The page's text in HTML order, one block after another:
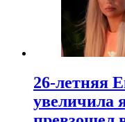
26-летняя
увеличила